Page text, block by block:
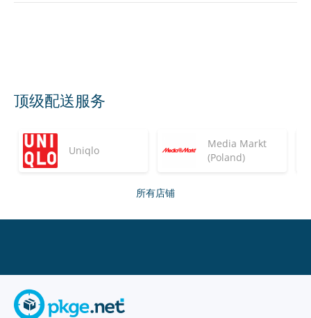
顶级配送服务
Uniqlo
Media Markt
(Poland)
所有店铺